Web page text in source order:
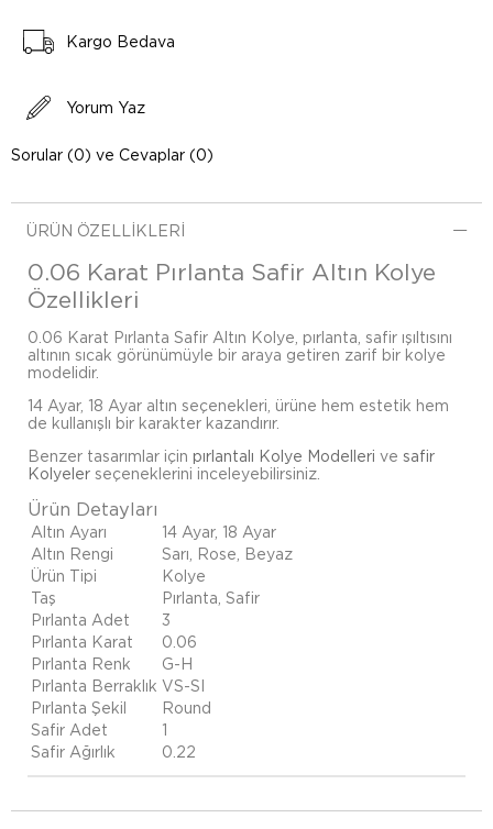
Kargo Bedava
Yorum Yaz
Sorular (0) ve Cevaplar (0)
ÜRÜN ÖZELLIKLERI
0.06 Karat Pırlanta Safir Altın Kolye
Özellikleri
0.06 Karat Pırlanta Safir Altın Kolye, pırlanta, safir ışıltısını
altının sıcak görünümüyle bir araya getiren zarif bir kolye
modelidir.
14 Ayar, 18 Ayar altın seçenekleri, ürüne hem estetik hem
de kullanışlı bir karakter kazandırır.
Benzer tasarımlar için pırlantalı Kolye Modelleri ve safir
Kolyeler seçeneklerini inceleyebilirsiniz.
Ürün Detayları
Altın Ayarı
14 Ayar, 18 Ayar
Altın Rengi
Sarı, Rose, Beyaz
Ürün Tipi
Kolye
Taş
Pırlanta, Safir
Pırlanta Adet
3
Pırlanta Karat
0.06
Pırlanta Renk
G-H
Pırlanta Berraklık VS-SI
Pırlanta Şekil
Round
Safir Adet
1
Safir Ağırlık
0.22